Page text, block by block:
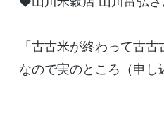
「古古米が終わって古
なので実のところ（申し